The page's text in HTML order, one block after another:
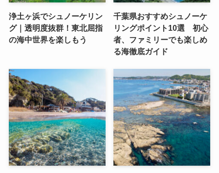
浄土ヶ浜でシュノーケリン
グ｜透明度抜群！東北屈指
の海中世界を楽しもう
千葉県おすすめシュノーケ
リングポイント10選 初心
者、ファミリーでも楽しめ
る海徹底ガイド